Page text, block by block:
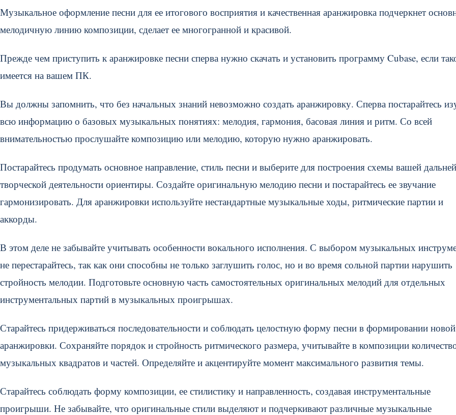
Музыкальное оформление песни для ее итогового восприятия и качественная аранжировка подчеркнет
мелодичную линию композиции, сделает ее многогранной и красивой.
Прежде чем приступить к аранжировке песни сперва нужно скачать и установить программу Cubase, если
имеется на вашем ПК.
Вы должны запомнить, что без начальных знаний невозможно создать аранжировку. Сперва постарайтесь
всю информацию о базовых музыкальных понятиях: мелодия, гармония, басовая линия и ритм. Со всей
внимательностью прослушайте композицию или мелодию, которую нужно аранжировать.
Постарайтесь продумать основное направление, стиль песни и выберите для построения схемы вашей
творческой деятельности ориентиры. Создайте оригинальную мелодию песни и постарайтесь ее звучание
гармонизировать. Для аранжировки используйте нестандартные музыкальные ходы, ритмические партии и
аккорды.
В этом деле не забывайте учитывать особенности вокального исполнения. С выбором музыкальных
не перестарайтесь, так как они способны не только заглушить голос, но и во время сольной партии нарушить
стройность мелодии. Подготовьте основную часть самостоятельных оригинальных мелодий для отдельных
инструментальных партий в музыкальных проигрышах.
Старайтесь придерживаться последовательности и соблюдать целостную форму песни в формировании новой
аранжировки. Сохраняйте порядок и стройность ритмического размера, учитывайте в композиции
музыкальных квадратов и частей. Определяйте и акцентируйте момент максимального развития темы.
Старайтесь соблюдать форму композиции, ее стилистику и направленность, создавая инструментальные
проигрыши. Не забывайте, что оригинальные стили выделяют и подчеркивают различные музыкальные